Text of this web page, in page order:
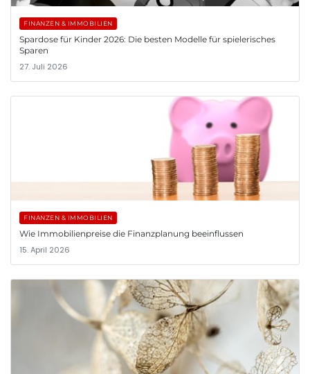
FINANZEN & IMMOBILIEN
Spardose für Kinder 2026: Die besten Modelle für spielerisches
Sparen
27. Juli 2026
FINANZEN & IMMOBILIEN
Wie Immobilienpreise die Finanzplanung beeinflussen
15. April 2026